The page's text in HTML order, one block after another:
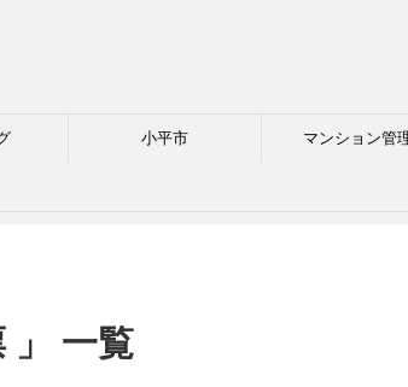
小平市 マンション管
」 一覧